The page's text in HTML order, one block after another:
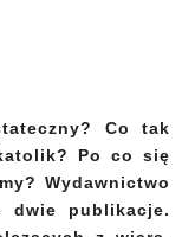
Co tak
Po co się
Wydawnictwo
dwie publikacje.